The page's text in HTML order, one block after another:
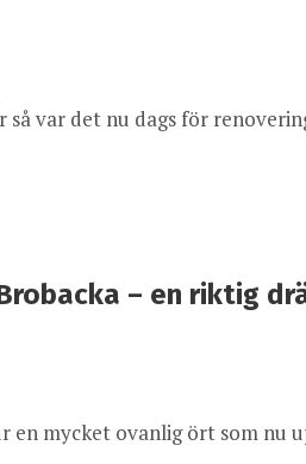
var det nu dags för
– en riktig
en mycket ovanlig ört som nu